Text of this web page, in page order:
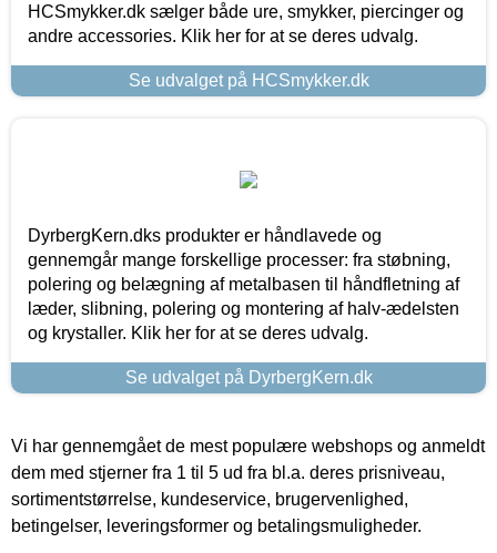
HCSmykker.dk sælger både ure, smykker, piercinger og
andre accessories. Klik her for at se deres udvalg.
Se udvalget på HCSmykker.dk
DyrbergKern.dks produkter er håndlavede og
gennemgår mange forskellige processer: fra støbning,
polering og belægning af metalbasen til håndfletning af
læder, slibning, polering og montering af halv-ædelsten
og krystaller. Klik her for at se deres udvalg.
Se udvalget på DyrbergKern.dk
Vi har gennemgået de mest populære webshops og anmeldt
dem med stjerner fra 1 til 5 ud fra bl.a. deres prisniveau,
sortimentstørrelse, kundeservice, brugervenlighed,
betingelser, leveringsformer og betalingsmuligheder.